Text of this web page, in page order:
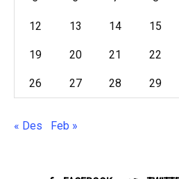
12 13 14 15
19 20 21 22
26 27 28 29
« Des Feb »